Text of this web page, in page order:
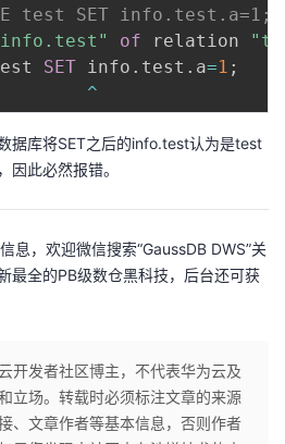
test SET info.test.a=1;
of relation
SET info . test . a=1 ;
^
据库将SET之后的info.test认为是test
因此必然报错。
息，欢迎微信搜索“GaussDB DWS”关
最全的PB级数仓黑科技，后台还可获
开发者社区博主，不代表华为云及
立场。转载时必须标注文章的来源
、文章作者等基本信息，否则作者